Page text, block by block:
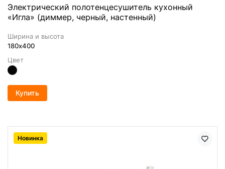
Электрический полотенцесушитель кухонный
«Игла» (диммер, черный, настенный)
Ширина и высота
180х400
Цвет
Купить
Новинка